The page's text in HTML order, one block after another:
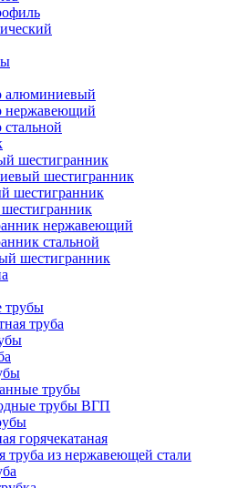
алюминиевый
нержавеющий
шестигранник
шестигранник
шестигранник
нержавеющий
стальной
шестигранник
труба
трубы
трубы ВГП
горячекатаная
труба из нержавеющей стали